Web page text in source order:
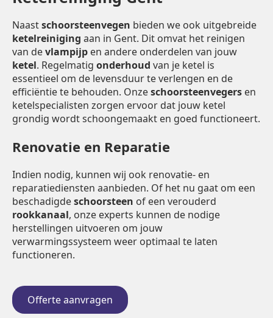
Naastschoorsteenvegen bieden we ook uitgebreide
ketelreiniging aan in Gent. Dit omvat het reinigen
van devlampijp en andere onderdelen van jouw
ketel. Regelmatig onderhoud van je ketel is
essentieel om de levensduur te verlengen en de
efficiëntie te behouden. Onzeschoorsteenvegers en
ketelspecialisten zorgen ervoor dat jouw ketel
grondig wordt schoongemaakt en goed functioneert.
Renovatie en Reparatie
Indien nodig, kunnen wij ook renovatie- en
reparatiediensten aanbieden. Of het nu gaat om een
beschadigdeschoorsteen of een verouderd
rookkanaal, onze experts kunnen de nodige
herstellingen uitvoeren om jouw
verwarmingssysteem weer optimaal te laten
functioneren.
Offerte aanvragen